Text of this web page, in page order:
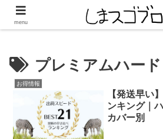
タップしてしまうまプリントの「今月の
プレミアムハード
お得情報
【発送早い
ンキング｜
カバー別
menu